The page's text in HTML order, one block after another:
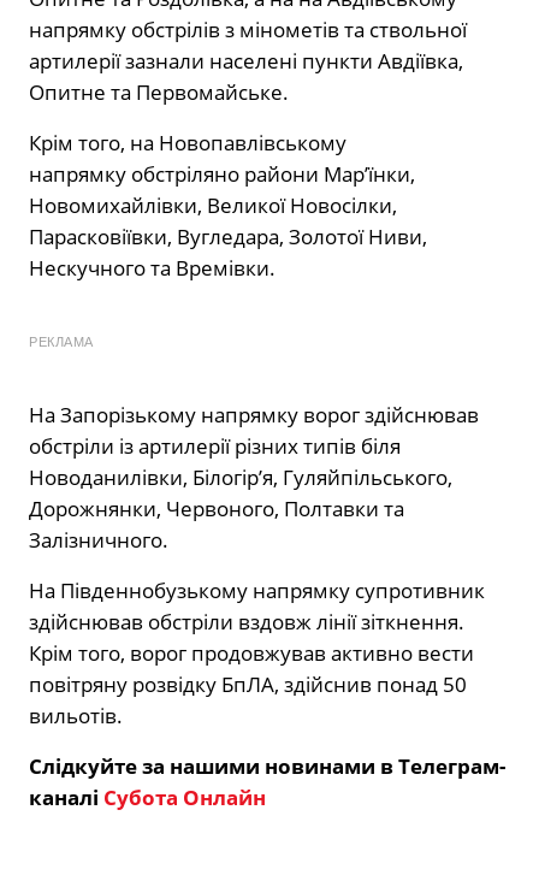
напрямку обстрілів з мінометів та ствольної
артилерії зазнали населені пункти Авдіївка,
Опитне та Первомайське.
Крім того, на Новопавлівському
напрямку обстріляно райони Мар’їнки,
Новомихайлівки, Великої Новосілки,
Парасковіївки, Вугледара, Золотої Ниви,
Нескучного та Времівки.
РЕКЛАМА
На Запорізькому напрямку ворог здійснював
обстріли із артилерії різних типів біля
Новоданилівки, Білогір’я, Гуляйпільського,
Дорожнянки, Червоного, Полтавки та
Залізничного.
На Південнобузькому напрямку супротивник
здійснював обстріли вздовж лінії зіткнення.
Крім того, ворог продовжував активно вести
повітряну розвідку БпЛА, здійснив понад 50
вильотів.
Слідкуйте за нашими новинами в Телеграм-
каналі Субота Онлайн